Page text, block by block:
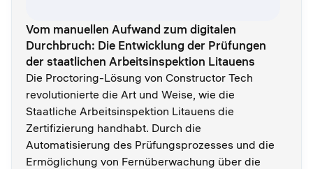
Vom manuellen Aufwand zum digitalen
Durchbruch: Die Entwicklung der Prüfungen
der staatlichen Arbeitsinspektion Litauens
Die Proctoring-Lösung von Constructor Tech
revolutionierte die Art und Weise, wie die
Staatliche Arbeitsinspektion Litauens die
Zertifizierung handhabt. Durch die
Automatisierung des Prüfungsprozesses und die
Ermöglichung von Fernüberwachung über die